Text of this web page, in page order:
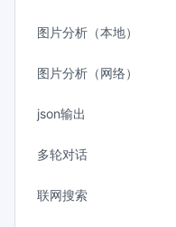
图片分析（本地）
图片分析（网络）
json输出
多轮对话
联网搜索